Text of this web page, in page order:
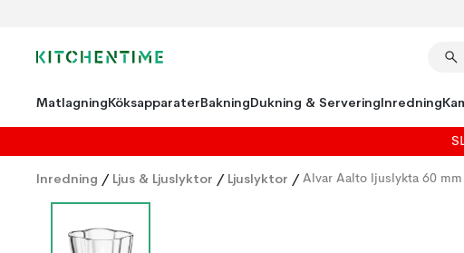
MatlagningKöksapparaterBakningDukning & ServeringInredning
Inredning / Ljus & Ljuslyktor / Ljuslyktor / Alvar Aalto ljuslykta 60 mm